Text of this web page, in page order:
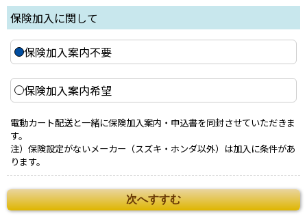
保険加入に関して
保険加入案内不要
保険加入案内希望
電動カート配送と一緒に保険加入案内・申込書を同封させていただきま
す。
注）保険設定がないメーカー（スズキ・ホンダ以外）は加入に条件があ
ります。